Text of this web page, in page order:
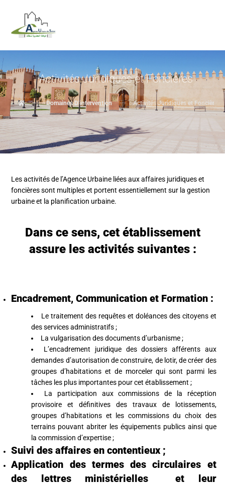
Activités Juridiques et Foncières
Domaines D’intervention Activités Juridiques et Foncières
Les activités de l’Agence Urbaine liées aux affaires juridiques et
foncières sont multiples et portent essentiellement sur la gestion
urbaine et la planification urbaine.
Dans ce sens, cet établissement
assure les activités suivantes :
Encadrement, Communication et Formation :
Le traitement des requêtes et doléances des citoyens et
des services administratifs ;
La vulgarisation des documents d’urbanisme ;
L’encadrement juridique des dossiers afférents aux
demandes d’autorisation de construire, de lotir, de créer des
groupes d’habitations et de morceler qui sont parmi les
tâches les plus importantes pour cet établissement ;
La participation aux commissions de la réception
provisoire et définitives des travaux de lotissements,
groupes d’habitations et les commissions du choix des
terrains pouvant abriter les équipements publics ainsi que
la commission d’expertise ;
Suivi des affaires en contentieux ;
Application des termes des circulaires et
des lettres ministérielles et leur